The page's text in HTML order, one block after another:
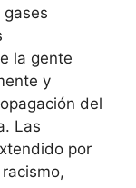
la gente
y
del
Las
por